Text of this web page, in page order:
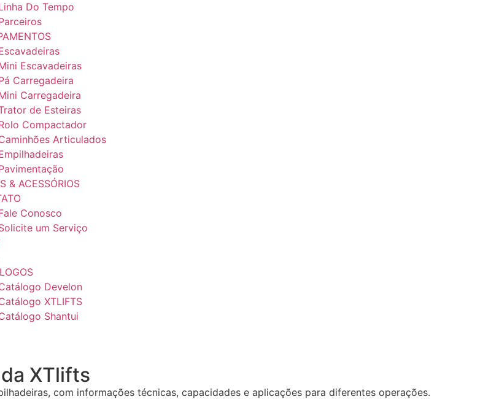
Do Tempo
Escavadeiras
Carregadeira
Carregadeira
de Esteiras
Compactador
Articulados
& ACESSÓRIOS
Conosco
um Serviço
Develon
XTLIFTS
Shantui
XTlifts
com informações técnicas, capacidades e aplicações para diferentes operações.